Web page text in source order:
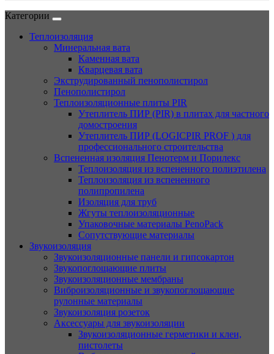
Категории
Теплоизоляция
Минеральная вата
Каменная вата
Кварцевая вата
Экструдированный пенополистирол
Пенополистирол
Теплоизоляционные плиты PIR
Утеплитель ПИР (PIR) в плитах для частного
домостроения
Утеплитель ПИР (LOGICPIR PROF ) для
профессионального строительства
Вспененная изоляция Пенотерм и Порилекс
Теплоизоляция из вспененного полиэтилена
Теплоизоляция из вспененного
полипропилена
Изоляция для труб
Жгуты теплоизоляционные
Упаковочные материалы PenoPack
Сопутствующие материалы
Звукоизоляция
Звукоизоляционные панели и гипсокартон
Звукопоглощающие плиты
Звукоизоляционные мембраны
Виброизоляционные и звукопоглощающие
рулонные материалы
Звукоизоляция розеток
Аксессуары для звукоизоляции
Звукоизоляционные герметики и клеи,
пистолеты